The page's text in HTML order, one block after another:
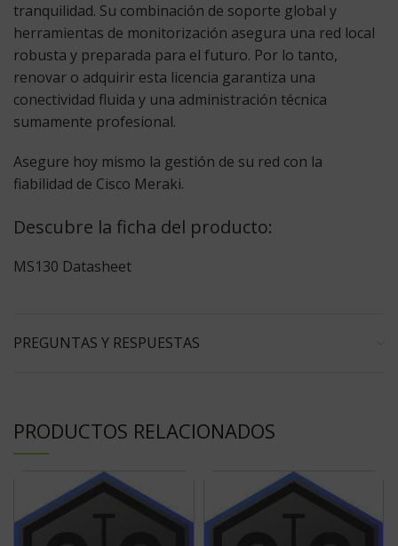
tranquilidad. Su combinación de soporte global y
herramientas de monitorización asegura una red local
robusta y preparada para el futuro. Por lo tanto,
renovar o adquirir esta licencia garantiza una
conectividad fluida y una administración técnica
sumamente profesional.
Asegure hoy mismo la gestión de su red con la
fiabilidad de Cisco Meraki.
Descubre la ficha del producto:
MS130 Datasheet
PREGUNTAS Y RESPUESTAS
PRODUCTOS RELACIONADOS